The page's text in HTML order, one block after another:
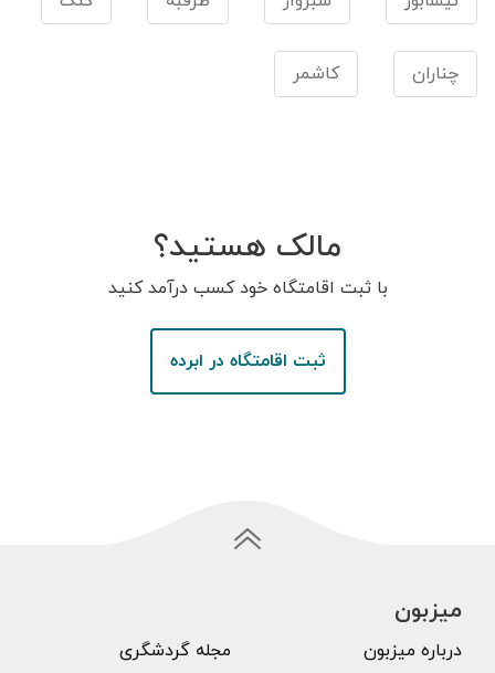
چناران کاشمر
مالک هستید؟
با ثبت اقامتگاه خود کسب درآمد کنید
ثبت اقامتگاه در ابرده
میزبون
درباره میزبون
مجله گردشگری